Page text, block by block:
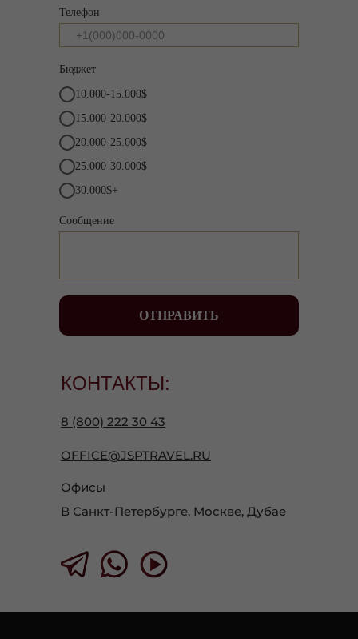
КОНТАКТЫ:
8 (800) 222 30 43
OFFICE@JSPTRAVEL.RU
Офисы
В Санкт-Петербурге, Москве, Дубае
Телефон
Бюджет
10.000-15.000$
15.000-20.000$
20.000-25.000$
25.000-30.000$
30.000$+
Сообщение
ОТПРАВИТЬ